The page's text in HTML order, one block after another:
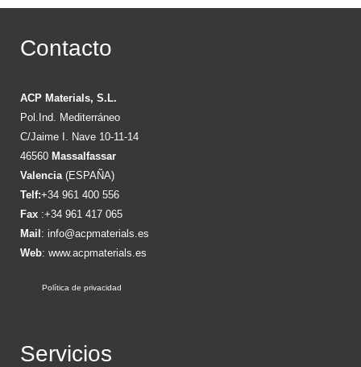
Contacto
ACP Materials, S.L.
Pol.Ind. Mediterráneo
C/Jaime I. Nave 10-11-14
46560 Massalfassar
Valencia (ESPAÑA)
Telf:+34 961 400 556
Fax :+34 961 417 065
Mail : info@acpmaterials.es
Web: www.acpmaterials.es
Política de privacidad
Servicios